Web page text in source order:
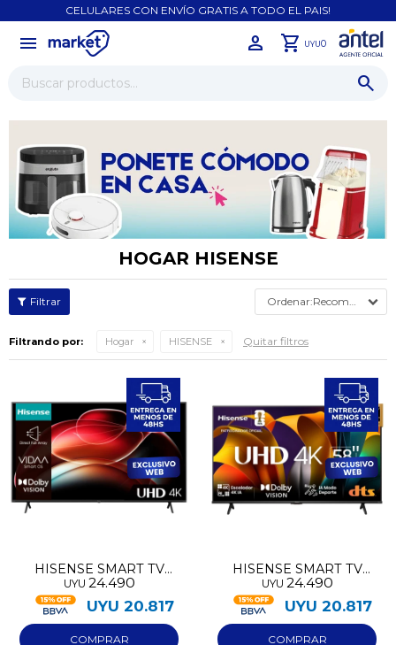
CELULARES CON ENVÍO GRATIS A TODO EL PAIS!
menu UYU0
HOGAR HISENSE
Recomendados
Filtrando por: Hogar HISENSE Quitar filtros
HISENSE SMART TV
LED 4K 65
UYU 24.490
UYU 20.817
HISENSE SMART TV
UHD 58
UYU 24.490
UYU 20.817
close